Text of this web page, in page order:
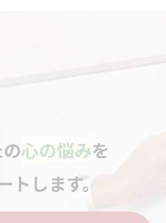
心の悩みを
トします。